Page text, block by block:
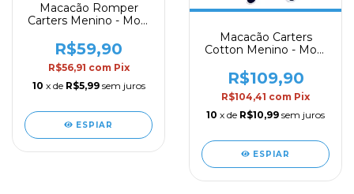
Macacão Romper
Carters Menino - Mod.
R$59,90
R$56,91 com Pix
10 x de R$5,99 sem juros
ESPIAR
Macacão Carters
Cotton Menino - Mod.
R$109,90
R$104,41 com Pix
10 x de R$10,99 sem juros
ESPIAR